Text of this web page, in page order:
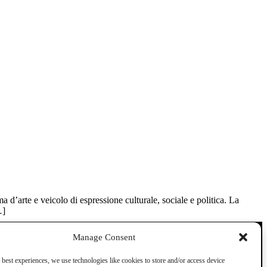
Manage Consent
experiences, we use technologies like cookies to store and/or access device
d’arte e veicolo di espressione culturale, sociale e politica. La